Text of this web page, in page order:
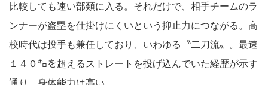
比較しても速い部類に入る。それだけで、相手チームのラ
ンナーが盗塁を仕掛けにくいという抑止力につながる。高
校時代は投手も兼任しており、いわゆる〝二刀流〟。最速
１４０㌔を超えるストレートを投げ込んでいた経歴が示す
通り、身体能力は高い。